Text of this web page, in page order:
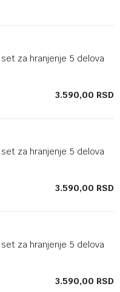
set za hranjenje 5 delova
3.590,00 RSD
set za hranjenje 5 delova
3.590,00 RSD
set za hranjenje 5 delova
3.590,00 RSD